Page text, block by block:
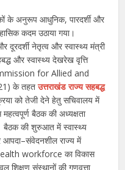
के अनुरूप आधुनिक, पारदर्शी और
कदम उठाया गया।
दूरदर्शी नेतृत्व और स्वास्थ्य मंत्री
और स्वास्थ्य देखरेख वृत्ति
for Allied and
के तहतउत्तराखंड राज्य सहबद्ध
को तेजी देने हेतु सचिवालय में
बैठक की अध्यक्षता
बैठक की शुरुआत में स्वास्थ्य
आपदा–संवेदनशील राज्य में
workforce का विकास
संस्थानों की गुणवत्ता